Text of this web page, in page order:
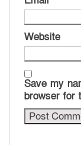
Website
Save my
browser for